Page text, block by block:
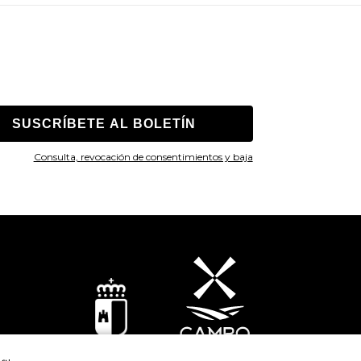
Consulta, revocación de consentimientos y baja